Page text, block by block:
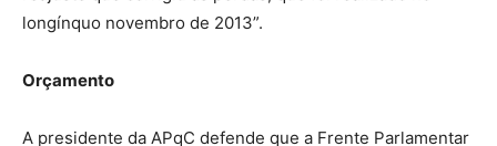
longínquo novembro de 2013”.
Orçamento
A presidente da APqC defende que a Frente Parlamentar